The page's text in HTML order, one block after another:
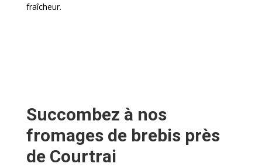
fraîcheur.
Succombez à nos
fromages de brebis près
de Courtrai